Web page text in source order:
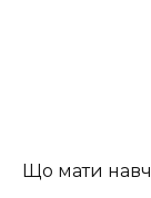
Що мати